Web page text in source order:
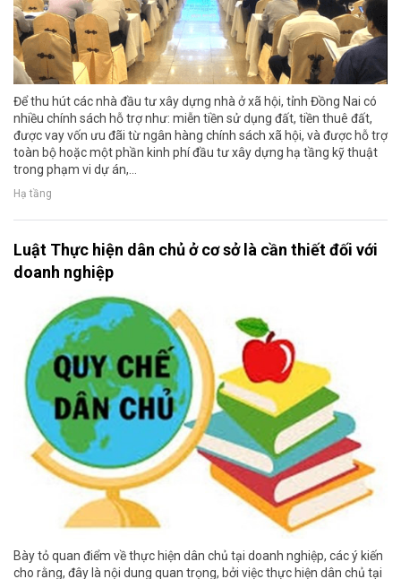
Để thu hút các nhà đầu tư xây dựng nhà ở xã hội, tỉnh Đồng Nai có
nhiều chính sách hỗ trợ như: miễn tiền sử dụng đất, tiền thuê đất,
được vay vốn ưu đãi từ ngân hàng chính sách xã hội, và được hỗ trợ
toàn bộ hoặc một phần kinh phí đầu tư xây dựng hạ tầng kỹ thuật
trong phạm vi dự án,...
Hạ tầng
Luật Thực hiện dân chủ ở cơ sở là cần thiết đối với
doanh nghiệp
Bày tỏ quan điểm về thực hiện dân chủ tại doanh nghiệp, các ý kiến
cho rằng, đây là nội dung quan trọng, bởi việc thực hiện dân chủ tại